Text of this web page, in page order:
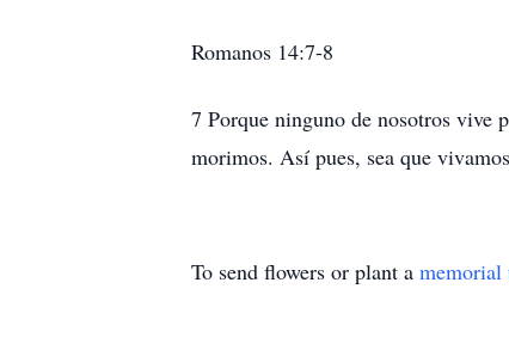
Romanos 14:7-8
7 Porque ninguno de nosotros vive
morimos. Así pues, sea que
To send flowers or plant a memorial